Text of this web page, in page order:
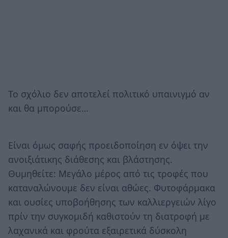
Το σχόλιο δεν αποτελεί πολιτικό υπαινιγμό αν
και θα μπορούσε…
Είναι όμως σαφής προειδοποίηση εν όψει την
ανοιξιάτικης διάθεσης και βλάστησης.
Θυμηθείτε: Μεγάλο μέρος από τις τροφές που
καταναλώνουμε δεν είναι αθώες. Φυτοφάρμακα
και ουσίες υποβοήθησης των καλλιεργειών λίγο
πρίν την συγκομιδή καθιστούν τη διατροφή με
λαχανικά και φρούτα εξαιρετικά δύσκολη